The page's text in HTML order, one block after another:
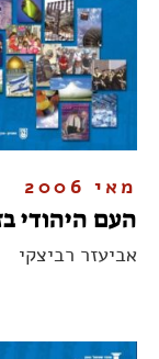
מאי 2006
העם היהודי
אביעזר רביצקי